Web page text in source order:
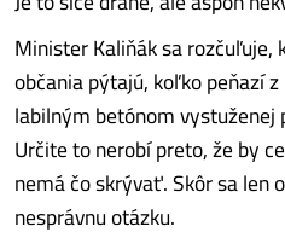
Minister Kaliňák sa rozčuľuje,
občania pýtajú, koľko peňazí
labilným betónom vystuženej
Určite to nerobí preto, že by
nemá čo skrývať. Skôr sa len
nesprávnu otázku.